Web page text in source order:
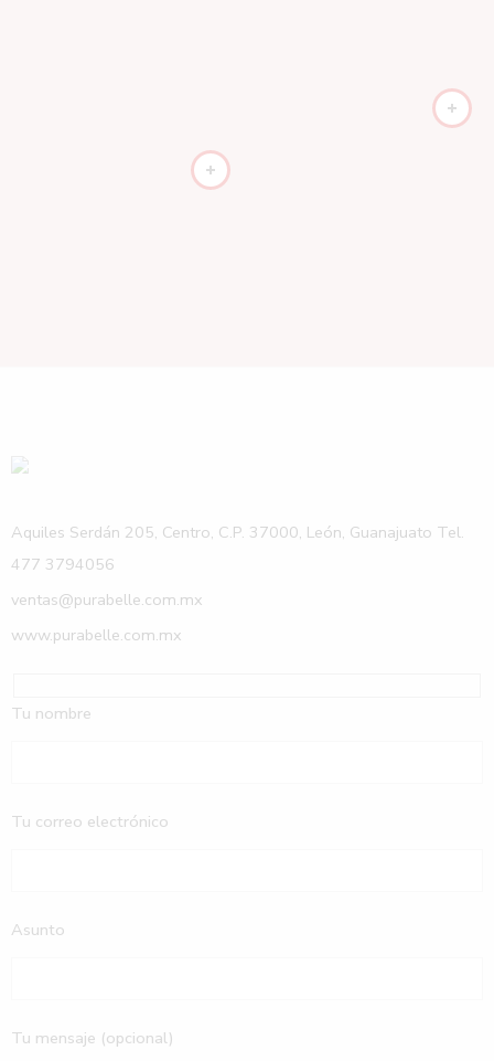
Aquiles Serdán 205, Centro, C.P. 37000, León, Guanajuato Tel.
477 3794056
ventas@purabelle.com.mx
www.purabelle.com.mx
Tu nombre
Tu correo electrónico
Asunto
Tu mensaje (opcional)